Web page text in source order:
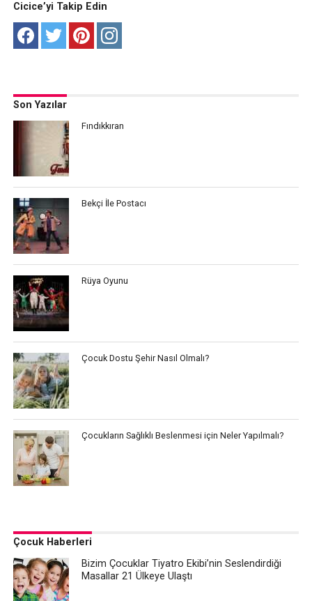
Cicice’yi Takip Edin
Son Yazılar
Fındıkkıran
Bekçi İle Postacı
Rüya Oyunu
Çocuk Dostu Şehir Nasıl Olmalı?
Çocukların Sağlıklı Beslenmesi için Neler Yapılmalı?
Çocuk Haberleri
Bizim Çocuklar Tiyatro Ekibi’nin Seslendirdiği
Masallar 21 Ülkeye Ulaştı